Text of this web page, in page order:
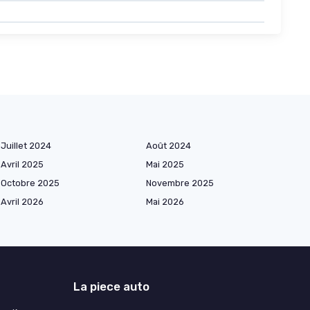
Juillet 2024
Août 2024
Avril 2025
Mai 2025
Octobre 2025
Novembre 2025
Avril 2026
Mai 2026
La piece auto